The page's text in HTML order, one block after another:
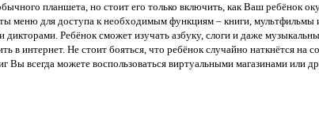
планшета, но стоит его только включить, как Ваш ребёнок
меню для доступа к необходимым функциям – книги,
Ребёнок сможет изучать азбуку, слоги и даже
Не стоит бояться, что ребёнок случайно наткнётся на
всегда можете воспользоваться виртуальными магазинами или